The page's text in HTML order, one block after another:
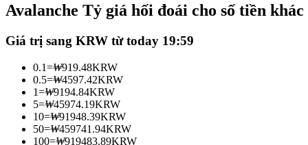
Futures sử dụng USDC làm tài sản thế chấp
Avalanche Tỷ giá hối đoái cho số tiền khác
Giá trị sang KRW từ today 19:59
0.1=₩919.48KRW
0.5=₩4597.42KRW
1=₩9194.84KRW
5=₩45974.19KRW
10=₩91948.39KRW
50=₩459741.94KRW
100=₩919483.89KRW